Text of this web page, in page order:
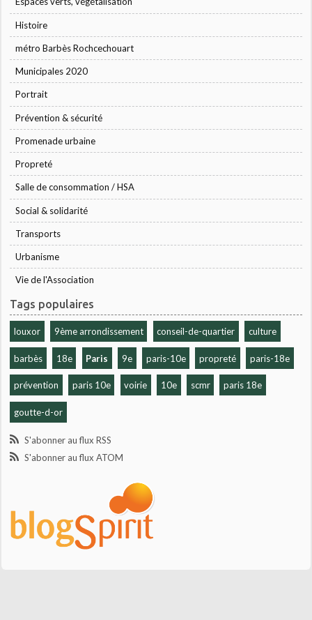
Histoire
métro Barbès Rochcechouart
Municipales 2020
Portrait
Prévention & sécurité
Promenade urbaine
Propreté
Salle de consommation / HSA
Social & solidarité
Transports
Urbanisme
Vie de l'Association
Tags populaires
louxor 9ème arrondissement conseil-de-quartier culture
barbès 18e Paris 9e paris-10e propreté paris-18e
prévention paris 10e voirie 10e scmr paris 18e
goutte-d-or
S'abonner au flux RSS
S'abonner au flux ATOM